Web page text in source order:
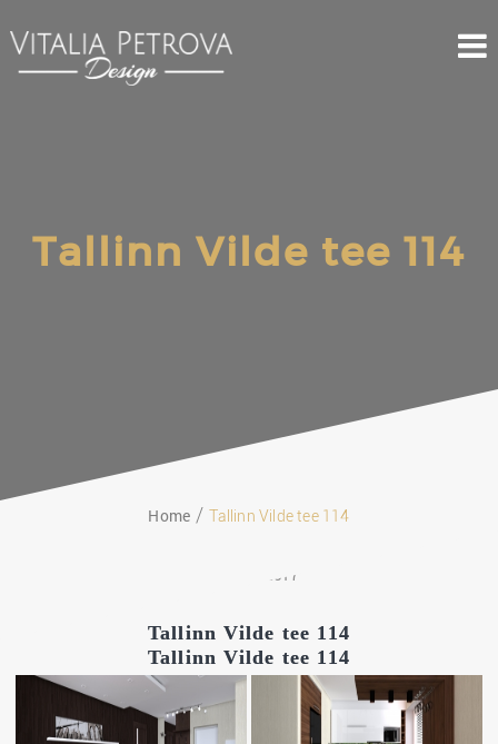
Tallinn Vilde tee 114
Home Tallinn Vilde tee 114
08.08.2017
Tallinn Vilde tee 114
Tallinn Vilde tee 114